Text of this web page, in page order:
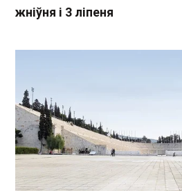
жніўня і 3 ліпеня